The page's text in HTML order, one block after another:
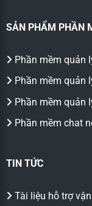
SẢN PHẨM PHẦN
Phần mềm quản
Phần mềm quản
Phần mềm quản
Phần mềm chat
TIN TỨC
Tài liệu hỗ trợ